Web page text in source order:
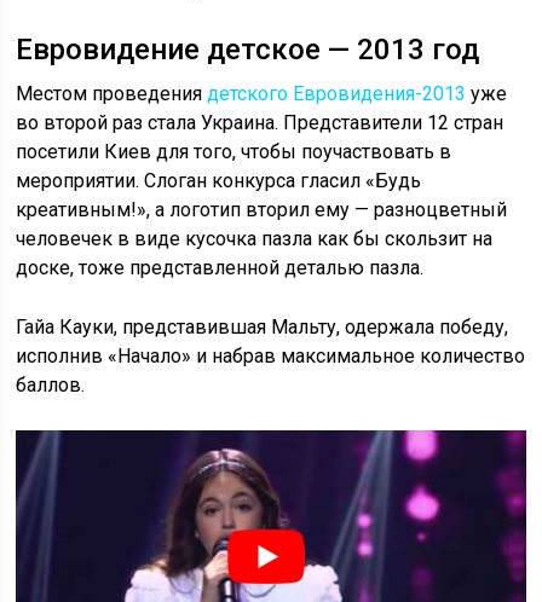
Евровидение детское — 2013 год
Местом проведениядетского Евровидения-2013 уже
во второй раз стала Украина. Представители 12 стран
посетили Киев для того, чтобы поучаствовать в
мероприятии. Слоган конкурса гласил «Будь
креативным!», а логотип вторил ему — разноцветный
человечек в виде кусочка пазла как бы скользит на
доске, тоже представленной деталью пазла.
Гайа Кауки, представившая Мальту, одержала победу,
исполнив «Начало» и набрав максимальное количество
баллов.